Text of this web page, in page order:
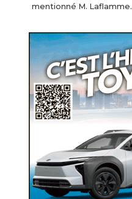
mentionné M. Laflamme.